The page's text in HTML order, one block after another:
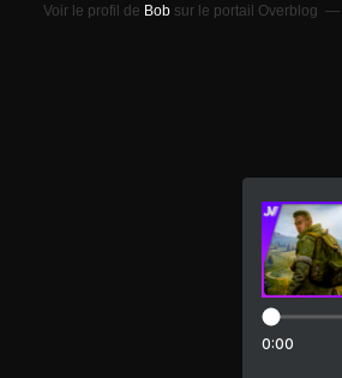
Voir le profil de Bob sur le portail Overblog
0:00